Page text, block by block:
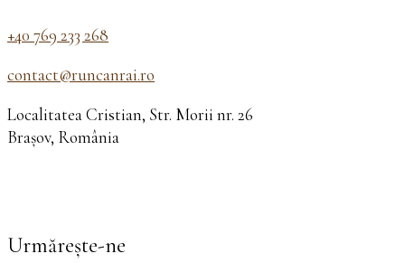
+40 769 233 268
contact@runcanrai.ro
Localitatea Cristian, Str. Morii nr. 26
Brașov, România
Urmărește-ne